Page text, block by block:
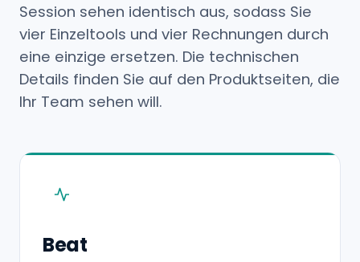
Session sehen identisch aus, sodass Sie
vier Einzeltools und vier Rechnungen durch
eine einzige ersetzen. Die technischen
Details finden Sie auf den Produktseiten, die
Ihr Team sehen will.
Beat